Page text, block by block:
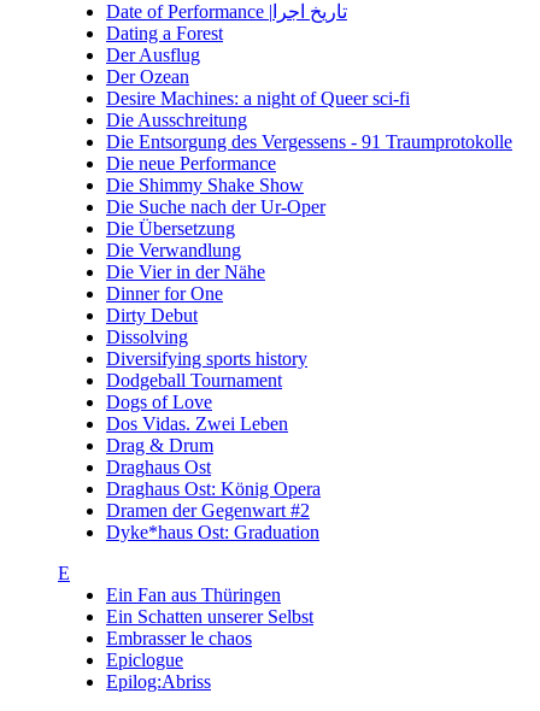
Date of Performance |تاریخ اجرا
Dating a Forest
Der Ausflug
Der Ozean
Desire Machines: a night of Queer sci-fi
Die Ausschreitung
Die Entsorgung des Vergessens - 91 Traumprotokolle
Die neue Performance
Die Shimmy Shake Show
Die Suche nach der Ur-Oper
Die Übersetzung
Die Verwandlung
Die Vier in der Nähe
Dinner for One
Dirty Debut
Dissolving
Diversifying sports history
Dodgeball Tournament
Dogs of Love
Dos Vidas. Zwei Leben
Drag & Drum
Draghaus Ost
Draghaus Ost: König Opera
Dramen der Gegenwart #2
Dyke*haus Ost: Graduation
E
Ein Fan aus Thüringen
Ein Schatten unserer Selbst
Embrasser le chaos
Epiclogue
Epilog:Abriss